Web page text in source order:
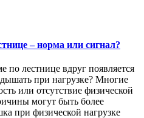
– норма или сигнал?
по лестнице вдруг появляется
при нагрузке? Многие
или отсутствие физической
могут быть более
при физической нагрузке